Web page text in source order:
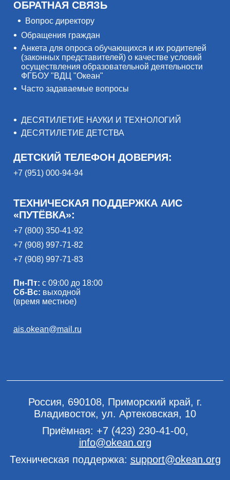
ОБРАТНАЯ СВЯЗЬ
Вопрос директору
Обращения граждан
Анкета для опроса обучающихся и их родителей
(законных представителей) о качестве условий
осуществления образовательной деятельности
ФГБОУ "ВДЦ "Океан"
Часто задаваемые вопросы
ДЕСЯТИЛЕТИЕ НАУКИ И ТЕХНОЛОГИЙ
ДЕСЯТИЛЕТИЕ ДЕТСТВА
ДЕТСКИЙ ТЕЛЕФОН ДОВЕРИЯ:
+7 (951) 000-94-94
ТЕХНИЧЕСКАЯ ПОДДЕРЖКА АИС
«ПУТЁВКА»:
+7 (800) 350-41-92
+7 (908) 997-71-82
+7 (908) 997-71-83
Пн-Пт: с 09:00 до 18:00
Сб-Вс: выходной
(время местное)
ais.okean@mail.ru
Россия, 690108, Приморский край, г.
Владивосток, ул. Артековская, 10
Приёмная: +7 (423) 230-41-00,
info@okean.org
Техническая поддержка: support@okean.org